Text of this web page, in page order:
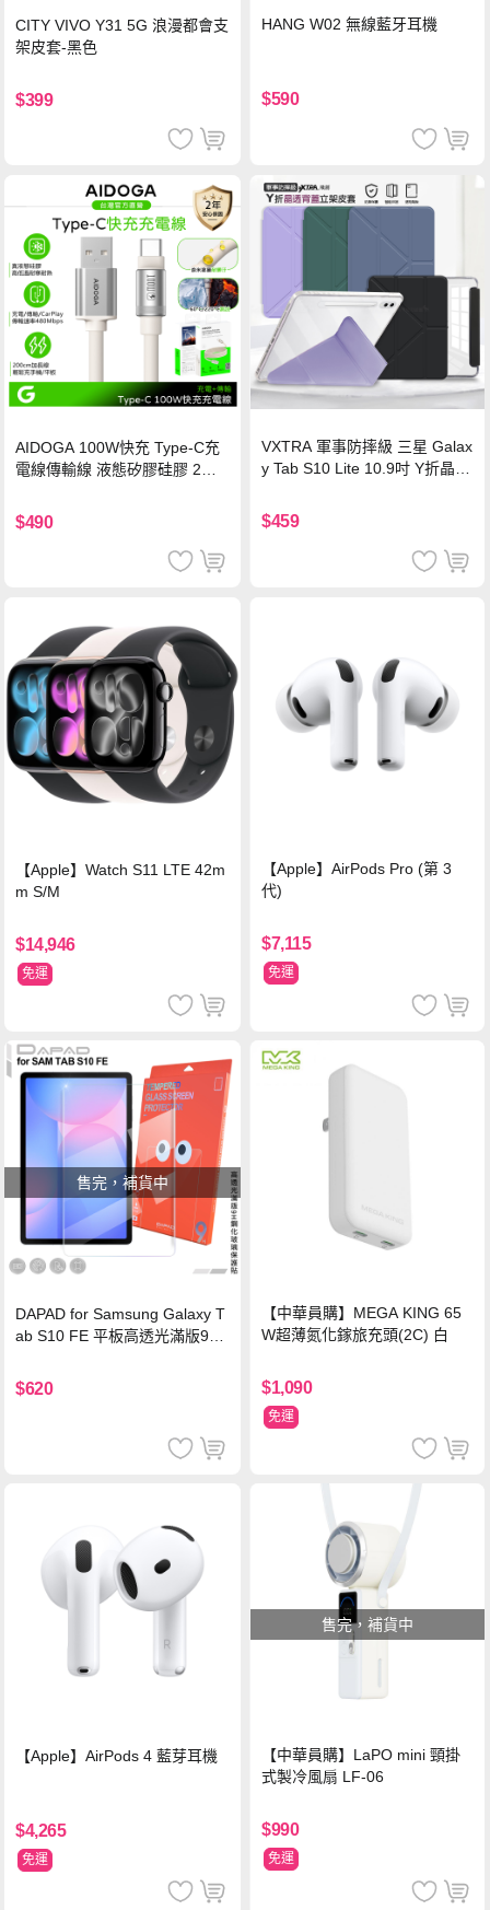
CITY VIVO Y31 5G 浪漫都會支
架皮套-黑色
$399
HANG W02 無線藍牙耳機
$590
AIDOGA 100W快充 Type-C充
電線傳輸線 液態矽膠硅膠 2M
$490
VXTRA 軍事防摔級 三星 Galax
y Tab S10 Lite 10.9吋 Y折晶透
$459
【Apple】Watch S11 LTE 42m
m S/M
$14,946
免運
【Apple】AirPods Pro (第 3
代)
$7,115
免運
售完，補貨中
DAPAD for Samsung Galaxy T
ab S10 FE 平板高透光滿版9H
$620
【中華員購】MEGA KING 65
W超薄氮化鎵旅充頭(2C) 白
$1,090
免運
【Apple】AirPods 4 藍芽耳機
$4,265
免運
售完，補貨中
【中華員購】LaPO mini 頸掛
式製冷風扇 LF-06
$990
免運